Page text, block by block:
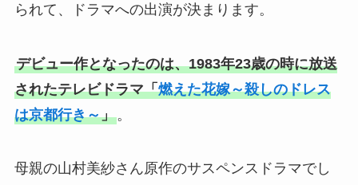
られて、ドラマへの出演が決まります。
デビュー作となったのは、1983年23歳の時に放送
されたテレビドラマ「燃えた花嫁～殺しのドレス
は京都行き～」。
母親の山村美紗さん原作のサスペンスドラマでし